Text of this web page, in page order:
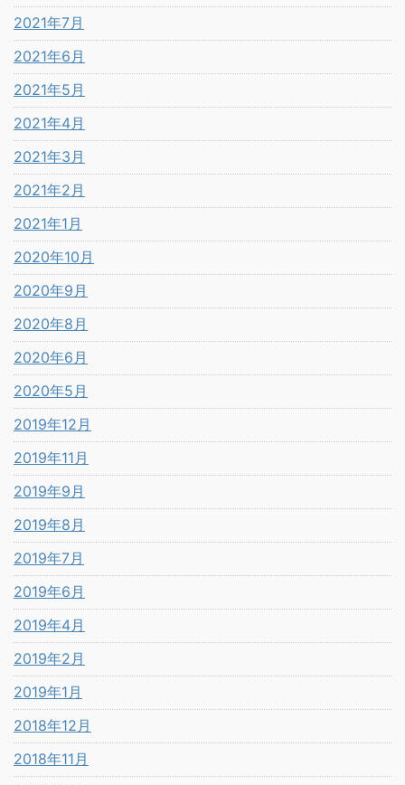
2021年7月
2021年6月
2021年5月
2021年4月
2021年3月
2021年2月
2021年1月
2020年10月
2020年9月
2020年8月
2020年6月
2020年5月
2019年12月
2019年11月
2019年9月
2019年8月
2019年7月
2019年6月
2019年4月
2019年2月
2019年1月
2018年12月
2018年11月